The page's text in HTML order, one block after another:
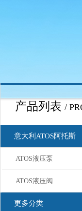
产品列表 /
意大利ATOS阿托斯
ATOS液压泵
ATOS液压阀
更多分类